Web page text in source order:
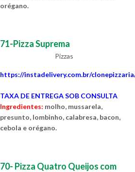
orégano.
71-Pizza Suprema
Pizzas
https://instadelivery.com.br/
TAXA DE ENTREGA SOB CONSULTA
Ingredientes: molho, mussarela,
presunto, lombinho, calabresa, bacon,
cebola e orégano.
70- Pizza Quatro Queijos com